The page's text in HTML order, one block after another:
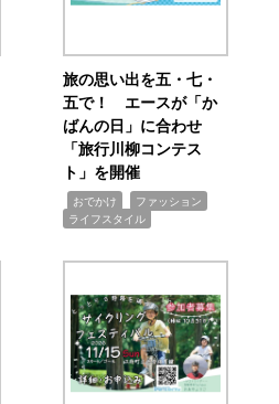
旅の思い出を五・七・
五で！ エースが「か
ばんの日」に合わせ
「旅行川柳コンテス
ト」を開催
おでかけ ファッション
ライフスタイル